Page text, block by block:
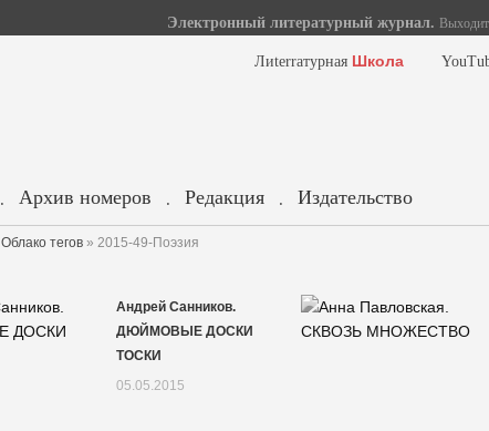
Электронный литературный журнал.
Лиterraтурная Школа
. Архив номеров . Редакция . Издательство
Облако тегов » 2015-49-Поэзия
Андрей Санников.
ДЮЙМОВЫЕ ДОСКИ
ТОСКИ
05.05.2015